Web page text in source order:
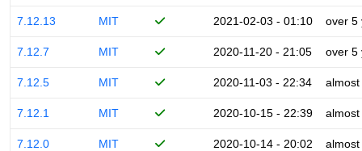
7.12.13 MIT 2021-02-03 - 01:10 over 5
7.12.7 MIT 2020-11-20 - 21:05 over 5
7.12.5 MIT 2020-11-03 - 22:34
7.12.1 MIT 2020-10-15 - 22:39
7.12.0 MIT 2020-10-14 - 20:02